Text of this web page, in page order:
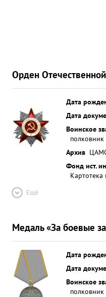
Орден
Дата
Дата
Воинское
полковник
Архив
Фонд ист.
Ещё
Медаль «За боевые
Дата
Дата
Воинское
полковник